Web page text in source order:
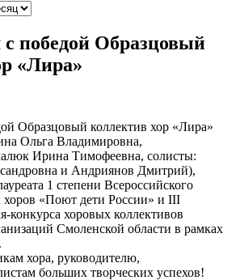
победой Образцовый
«Лира»
Образцовый коллектив хор «Лира»
Ольга Владимировна,
Ирина Тимофеевна, солисты:
и Андриянов Дмитрий),
1 степени Всероссийского
хоров «Поют дети России» и III
конкурса хоровых коллективов
Смоленской области в рамках
хора, руководителю,
больших творческих успехов!